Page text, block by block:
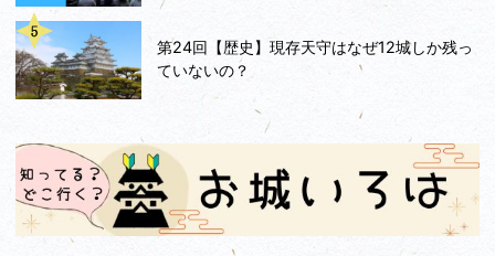
第24回【歴史】現存天守はなぜ12城しか残っ
ていないの？